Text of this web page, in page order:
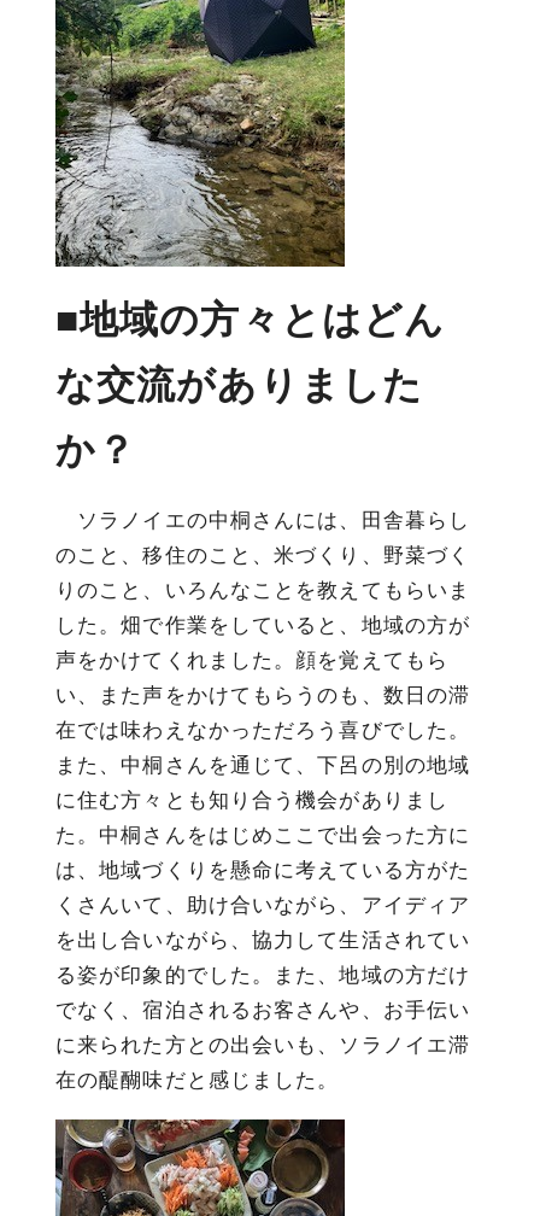
■地域の方々とはどん
な交流がありました
か？
ソラノイエの中桐さんには、田舎暮らし
のこと、移住のこと、米づくり、野菜づく
りのこと、いろんなことを教えてもらいま
した。畑で作業をしていると、地域の方が
声をかけてくれました。顔を覚えてもら
い、また声をかけてもらうのも、数日の滞
在では味わえなかっただろう喜びでした。
また、中桐さんを通じて、下呂の別の地域
に住む方々とも知り合う機会がありまし
た。中桐さんをはじめここで出会った方に
は、地域づくりを懸命に考えている方がた
くさんいて、助け合いながら、アイディア
を出し合いながら、協力して生活されてい
る姿が印象的でした。また、地域の方だけ
でなく、宿泊されるお客さんや、お手伝い
に来られた方との出会いも、ソラノイエ滞
在の醍醐味だと感じました。